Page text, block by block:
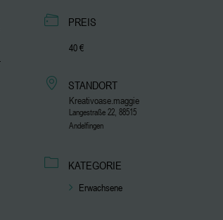
PREIS
40 €
STANDORT
Kreativoase.maggie
Langestraße 22, 88515
Andelfingen
KATEGORIE
Erwachsene